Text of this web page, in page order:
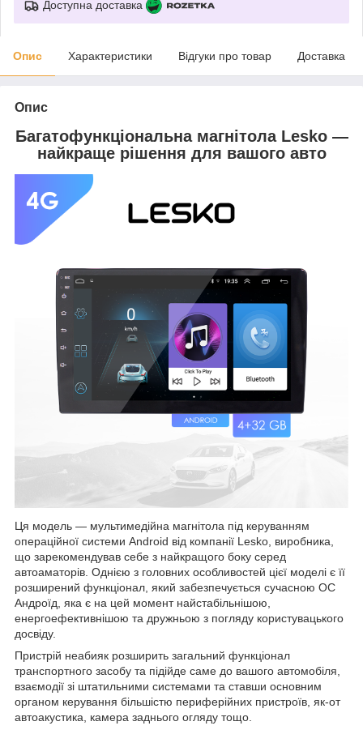
Доступна доставка
Опис Характеристики Відгуки про товар Доставка
Опис
Багатофункціональна магнітола Lesko —
найкраще рішення для вашого авто
Ця модель — мультимедійна магнітола під керуванням
операційної системи Android від компанії Lesko, виробника,
що зарекомендував себе з найкращого боку серед
автоаматорів. Однією з головних особливостей цієї моделі є її
розширений функціонал, який забезпечується сучасною ОС
Андроїд, яка є на цей момент найстабільнішою,
енергоефективнішою та дружньою з погляду користувацького
досвіду.
Пристрій неабияк розширить загальний функціонал
транспортного засобу та підійде саме до вашого автомобіля,
взаємодії зі штатильними системами та ставши основним
органом керування більшістю периферійних пристроїв, як-от
автоакустика, камера заднього огляду тощо.